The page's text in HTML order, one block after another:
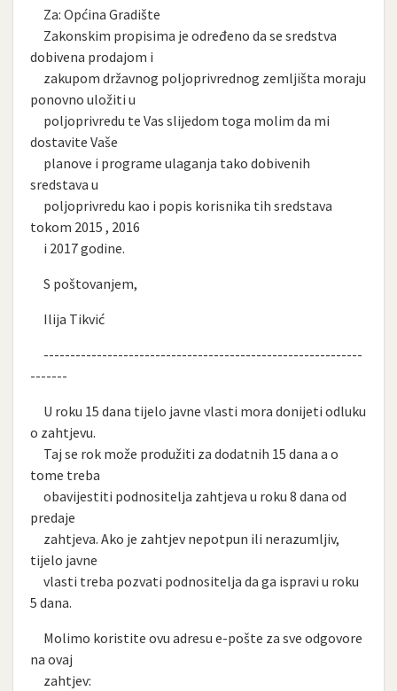
Za: Općina Gradište
Zakonskim propisima je određeno da se sredstva
dobivena prodajom i
zakupom državnog poljoprivrednog zemljišta moraju
ponovno uložiti u
poljoprivredu te Vas slijedom toga molim da mi
dostavite Vaše
planove i programe ulaganja tako dobivenih
sredstava u
poljoprivredu kao i popis korisnika tih sredstava
tokom 2015 , 2016
i 2017 godine.
S poštovanjem,
Ilija Tikvić
------------------------------------------------------------
-------
U roku 15 dana tijelo javne vlasti mora donijeti odluku
o zahtjevu.
Taj se rok može produžiti za dodatnih 15 dana a o
tome treba
obavijestiti podnositelja zahtjeva u roku 8 dana od
predaje
zahtjeva. Ako je zahtjev nepotpun ili nerazumljiv,
tijelo javne
vlasti treba pozvati podnositelja da ga ispravi u roku
5 dana.
Molimo koristite ovu adresu e-pošte za sve odgovore
na ovaj
zahtjev: